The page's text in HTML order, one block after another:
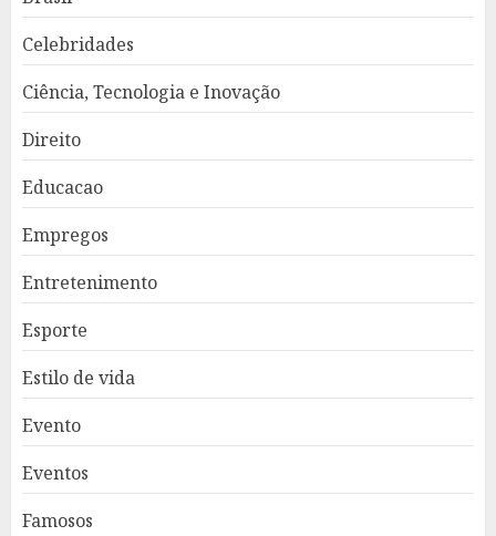
Celebridades
Ciência, Tecnologia e Inovação
Direito
Educacao
Empregos
Entretenimento
Esporte
Estilo de vida
Evento
Eventos
Famosos